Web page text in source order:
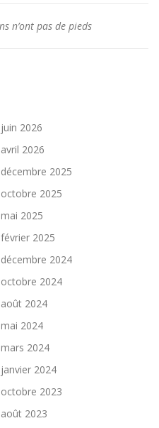
n’ont pas de pieds
juin 2026
avril 2026
décembre 2025
octobre 2025
mai 2025
février 2025
décembre 2024
octobre 2024
août 2024
mai 2024
mars 2024
janvier 2024
octobre 2023
août 2023